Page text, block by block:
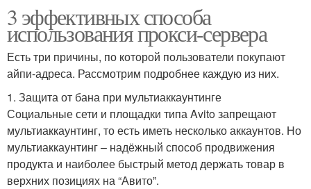
3 эффективных способа
использования прокси-сервера
Есть три причины, по которой пользователи покупают
айпи-адреса. Рассмотрим подробнее каждую из них.
1. Защита от бана при мультиаккаунтинге
Социальные сети и площадки типа Avito запрещают
мультиаккаунтинг, то есть иметь несколько аккаунтов. Но
мультиаккаунтинг – надёжный способ продвижения
продукта и наиболее быстрый метод держать товар в
верхних позициях на “Авито”.